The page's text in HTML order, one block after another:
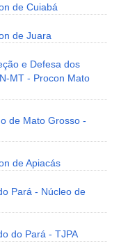
de Cuiabá
de Juara
e Defesa dos
MT - Procon Mato
de Mato Grosso -
de Apiacás
Pará - Núcleo de
do Pará - TJPA